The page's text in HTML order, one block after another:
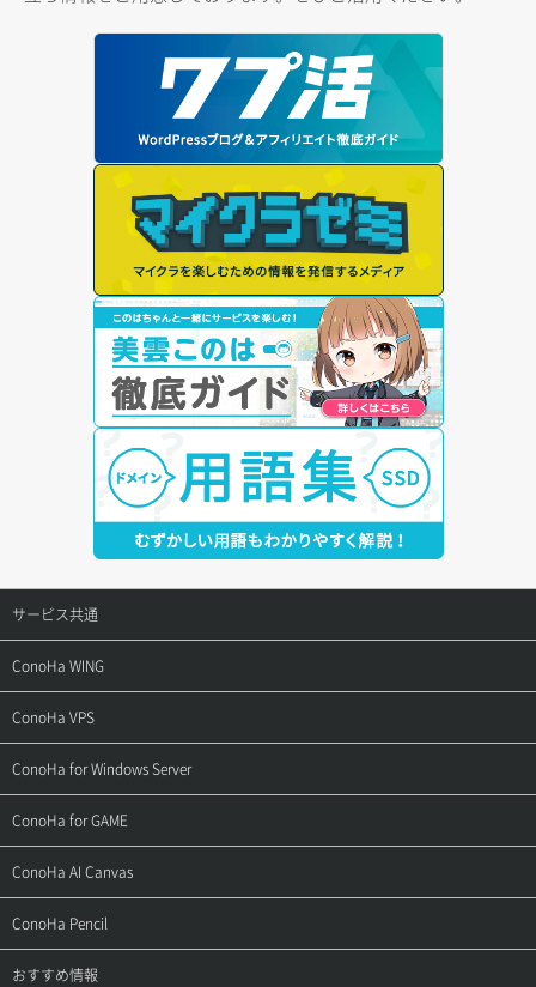
サービス共通
サポートトップ
ご契約・お支払い
用語集
お問い合わせ
ConoHa WING
サポートトップ
ご利用ガイド
お乗り換えガイド
よくある質問
ConoHa VPS
サポートトップ
ご利用ガイド
APIドキュメントVPS2.0
APIドキュメントVPS3.0
ConoHa for Windows Server
サポートトップ
ご利用ガイド
APIドキュメントVPS2.0
ConoHa for GAME
サポートトップ
ご利用ガイド
ConoHa AI Canvas
サポートトップ
ご利用ガイド
ConoHa Pencil
サポートトップ
おすすめ情報